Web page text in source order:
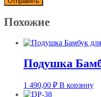
Похожие
Подушка
1 490,00 ₽ В корзину